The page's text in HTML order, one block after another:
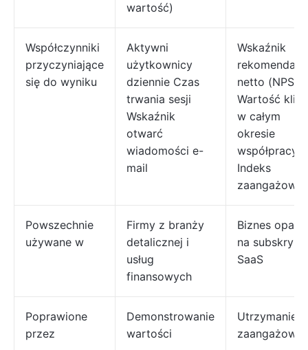
wartość)
Współczynniki
przyczyniające
się do wyniku
Aktywni
użytkownicy
dziennie Czas
trwania sesji
Wskaźnik
otwarć
wiadomości e-
mail
Wskaźnik
rekomendacji
netto (NPS)
Wartość
w całym
okresie
współpracy
Indeks
Powszechnie
używane w
Firmy z branży
detalicznej i
usług
finansowych
Biznes
na
SaaS
Poprawione
przez
Demonstrowanie
wartości
Utrzymanie